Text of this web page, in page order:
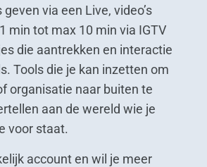
via een Live, video’s
min tot max 10 min via IGTV
die aantrekken en interactie
Tools die je kan inzetten om
organisatie naar buiten te
aan de wereld wie je
voor staat.
account en wil je meer